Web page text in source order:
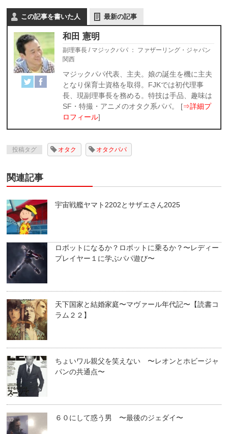
この記事を書いた人 最新の記事
和田 憲明
副理事長 / マジックパパ ： ファザーリング・ジャパン
関西
マジックパパ代表、主夫。娘の誕生を機に主夫
となり保育士資格を取得。FJKでは初代理事
長、現副理事長を務める。特技は手品、趣味は
SF・特撮・アニメのオタク系パパ。 [⇒詳細プ
ロフィール]
投稿タグ オタク オタクパパ
関連記事
宇宙戦艦ヤマト2202とサザエさん2025
ロボットになるか？ロボットに乗るか？〜レディー
プレイヤー１に学ぶパパ遊び〜
天下国家と結婚家庭〜マヴァール年代記〜【読書コ
ラム２２】
ちょいワル親父を笑えない 〜レオンとホビージャ
パンの共通点〜
６０にして惑う男 〜最後のジェダイ〜